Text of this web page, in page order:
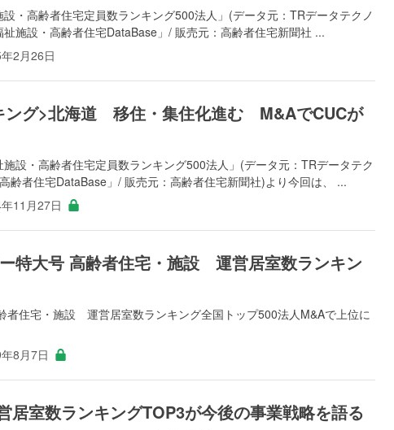
・高齢者住宅定員数ランキング500法人」(データ元：TRデータテクノ
施設・高齢者住宅DataBase」/ 販売元：高齢者住宅新聞社 ...
2月26日
ング>北海道 移住・集住化進む M&AでCUCが
設・高齢者住宅定員数ランキング500法人」(データ元：TRデータテク
齢者住宅DataBase」/ 販売元：高齢者住宅新聞社)より今回は、 ...
11月27日
ー特大号 高齢者住宅・施設 運営居室数ランキン
住宅・施設 運営居室数ランキング全国トップ500法人M&Aで上位に
8月7日
居室数ランキングTOP3が今後の事業戦略を語る